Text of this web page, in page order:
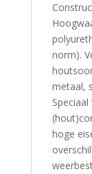
norm).
metaal,
hoge